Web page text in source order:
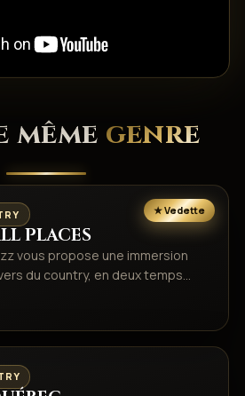
même genre
PLACES
vous propose une immersion
du country, en deux temps…